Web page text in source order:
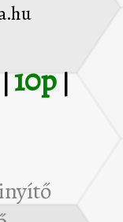
10p